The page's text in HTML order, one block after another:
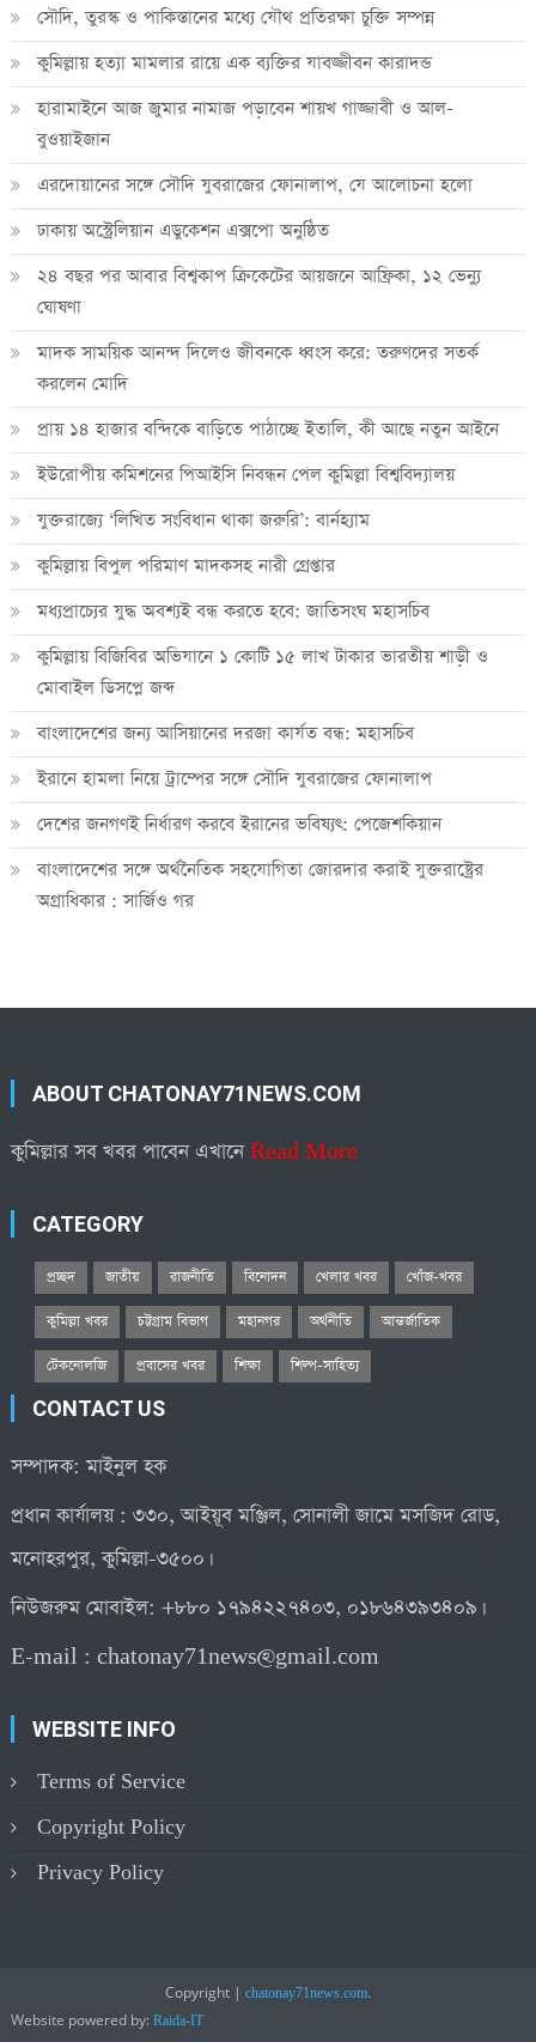
সৌদি, তুরস্ক ও পাকিস্তানের মধ্যে যৌথ প্রতিরক্ষা চুক্তি সম্পন্ন
কুমিল্লায় হত্যা মামলার রায়ে এক ব্যক্তির যাবজ্জীবন কারাদন্ড
হারামাইনে আজ জুমার নামাজ পড়াবেন শায়খ গাজ্জাবী ও আল-
বুওয়াইজান
এরদোয়ানের সঙ্গে সৌদি যুবরাজের ফোনালাপ, যে আলোচনা হলো
ঢাকায় অস্ট্রেলিয়ান এডুকেশন এক্সপো অনুষ্ঠিত
২৪ বছর পর আবার বিশ্বকাপ ক্রিকে‌টের আয়জনে আফ্রিকা, ১২ ভেন্যু
ঘোষণা
মাদক সাময়িক আনন্দ দিলেও জীবনকে ধ্বংস করে: তরুণদের সতর্ক
করলেন মোদি
প্রায় ১৪ হাজার বন্দিকে বাড়িতে পাঠাচ্ছে ইতালি, কী আছে নতুন আইনে
ইউরোপীয় কমিশনের পিআইসি নিবন্ধন পেল কুমিল্লা বিশ্ববিদ্যালয়
যুক্তরাজ্যে ‘লিখিত সংবিধান থাকা জরুরি’: বার্নহ্যাম
কুমিল্লায় বিপুল পরিমাণ মাদকসহ নারী গ্রেপ্তার
মধ্যপ্রাচ্যের যুদ্ধ অবশ্যই বন্ধ করতে হবে: জাতিসংঘ মহাসচিব
কুমিল্লায় বিজিবির অভিযানে ১ কোটি ১৫ লাখ টাকার ভারতীয় শাড়ী ও
মোবাইল ডিসপ্লে জব্দ
বাংলাদেশের জন্য আসিয়ানের দরজা কার্যত বন্ধ: মহাসচিব
ইরানে হামলা নিয়ে ট্রাম্পের সঙ্গে সৌদি যুবরাজের ফোনালাপ
দেশের জনগণই নির্ধারণ করবে ইরানের ভবিষ্যৎ: পেজেশকিয়ান
বাংলাদেশের সঙ্গে অর্থনৈতিক সহযোগিতা জোরদার করাই যুক্তরাষ্ট্রের
অগ্রাধিকার : সার্জিও গর
ABOUT CHATONAY71NEWS.COM
কুমিল্লার সব খবর পাবেন এখানেRead More
CATEGORY
প্রচ্ছদ জাতীয় রাজনীতি বিনোদন খেলার খবর খোঁজ-খবর
কুমিল্লা খবর চট্টগ্রাম বিভাগ মহানগর অর্থনীতি আন্তর্জাতিক
টেকনোলজি প্রবাসের খবর শিক্ষা শিল্প-সাহিত্য
CONTACT US
সম্পাদক: মাইনুল হক
প্রধান কার্যালয় : ৩৩০, আইয়ূব মঞ্জিল, সোনালী জামে মসজিদ রোড,
মনোহরপুর, কুমিল্লা-৩৫০০।
নিউজরুম মোবাইল: +৮৮০ ১৭৯৪২২৭৪০৩, ০১৮৬৪৩৯৩৪০৯।
E-mail :chatonay71news@gmail.com
WEBSITE INFO
Terms of Service
Copyright Policy
Privacy Policy
Copyright | chatonay71news.com.
Website powered by: Raida-IT